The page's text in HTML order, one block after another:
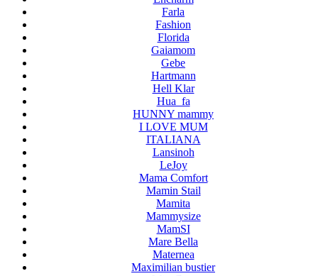
Farla
Fashion
Florida
Gaiamom
Gebe
Hartmann
Hell Klar
Hua_fa
HUNNY mammy
I LOVE MUM
ITALIANA
Lansinoh
LeJoy
Mama Comfort
Mamin Stail
Mamita
Mammysize
MamSI
Mare Bella
Maternea
Maximilian bustier